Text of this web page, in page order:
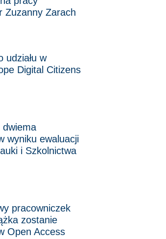
Zuzanny Zarach
udziału w
Digital Citizens
dwiema
wyniku ewaluacji
i Szkolnictwa
pracowniczek
zostanie
Open Access